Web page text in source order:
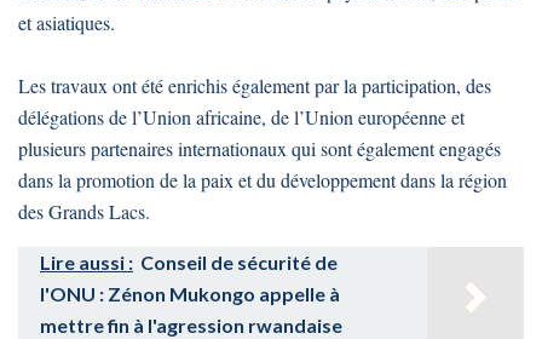
et asiatiques.
Les travaux ont été enrichis également par la participation, des
délégations de l’Union africaine, de l’Union européenne et
plusieurs partenaires internationaux qui sont également engagés
dans la promotion de la paix et du développement dans la région
des Grands Lacs.
Lire aussi : Conseil de sécurité de
l'ONU : Zénon Mukongo appelle à
mettre fin à l'agression rwandaise